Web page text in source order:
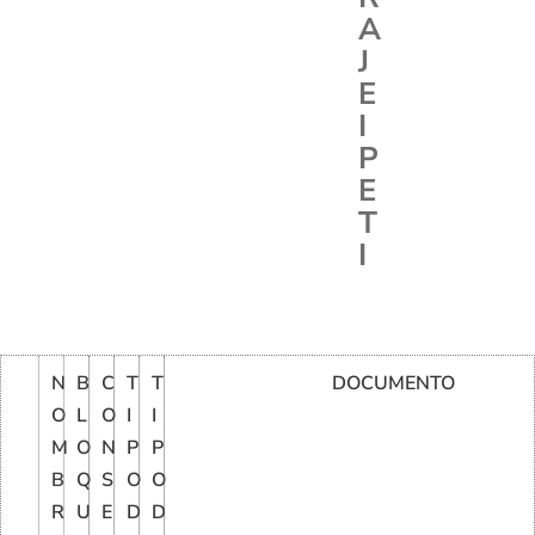
A
J
E
I
P
E
T
I
N
O
M
B
R
B
L
O
Q
U
C
O
N
S
E
T
I
P
O
D
T
I
P
O
D
DOCUMENTO